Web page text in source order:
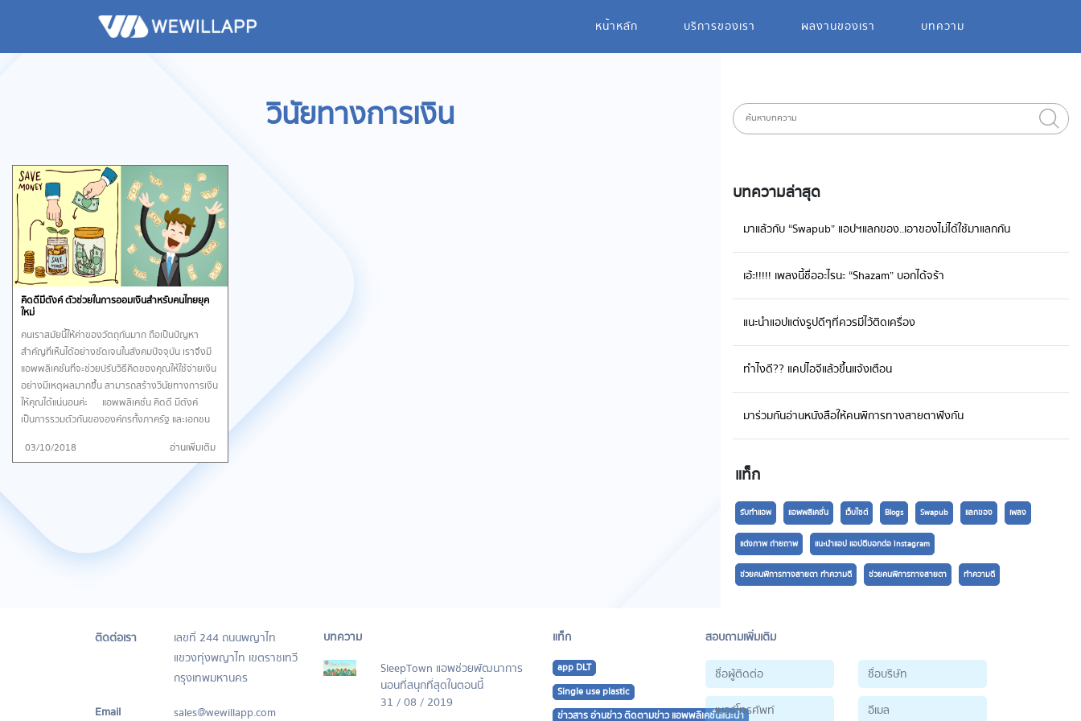
หน้าหลัก บริการของเรา ผลงานของเรา บทความ
วินัยทางการเงิน
คิดดีมีตังค์ ตัวช่วยในการออมเงินสำหรับคนไทยยุค
ใหม่
คนเราสมัยนี้ให้ค่าของวัตถุกันมาก ถือเป็นปัญหา
สำคัญที่เห็นได้อย่างชัดเจนในสังคมปัจจุบัน เราจึงมี
แอพพลิเคชั่นที่จะช่วยปรับวิธีคิดของคุณให้ใช้จ่ายเงิน
อย่างมีเหตุผลมากขึ้น สามารถสร้างวินัยทางการเงิน
ให้คุณได้แน่นอนค่ะ แอพพลิเคชั่น คิดดี มีตังค์
เป็นการรวมตัวกันขององค์กรทั้งภาครัฐ และเอกชน
คนรุ่นใหม่ ด้วยการน้อมนำหลักปรัชญาของเศรษฐกิจ
พอเพียงมาเป็นเนื้อหาสำคัญในการขับเคลื่อน เพื่อ
สร้างอนาคตที่ดีให้กับสังคมไทย แอพนี้จะเป็น
เครื่องมือที่สะดวกในการช่วยเช็คเป้าหมายต่าง ๆ
ของชีวิต และความพร้อมทางด้านการบริหารการเงิน
ส่วนบุคคล สร้างการเรียนรู้เรื่องการหารายได้เสริม
การออมเงินหรือการลงทุน และการใช้เงินอย่างมี
อื่น ๆ ตามมากันค่ะ มาในส่วนของเมนูแรกกันก่อน
ค่ะ.. เมนูตั้งฝัน ออกแบบให้สอดคล้องกับความฝันของ
คนยุคปัจจุบัน เช่นคำถามยอดฮิต อีกกี่ปีนะ…ฉันถึงจะ
ในฝันมั้ย? ต้องเตรียมเงินเท่าไหร่ เพื่อที่จะพร้อม
03/10/2018 อ่านเพิ่มเติม
บทความล่าสุด
มาแล้วกับ “Swapub” แอปฯแลกของ..เอาของไม่ได้ใช้มาแลกกัน
เอ้ะ!!!!! เพลงนี้ชื่ออะไรนะ “Shazam” บอกได้จร้า
แนะนำแอปแต่งรูปดีๆที่ควรมีไว้ติดเครื่อง
ทำไงดี?? แคปไอจีแล้วขึ้นแจ้งเตือน
มาร่วมกันอ่านหนังสือให้คนพิการทางสายตาฟังกัน
แท็ก
รับทำแอพ แอพพลิเคชั่น เว็บไซต์ Blogs Swapub แลกของ เพลง
แต่งภาพ ถ่ายถาพ แนะนำแอป แอปดีบอกต่อ Instagram
ช่วยคนพิการทางสายตา ทำความดี ช่วยคนพิการทางสายตา ทำความดี
ติดต่อเรา
เลขที่ 244 ถนนพญาไท
แขวงทุ่งพญาไท เขตราชเทวี
กรุงเทพมหานคร
Email
sales@wewillapp.com
บทความ
SleepTown แอพช่วยพัฒนาการ
นอนที่สนุกที่สุดในตอนนี้
31 / 08 / 2019
แท็ก
app DLT
Single use plastic
ข่าวสาร อ่านข่าว ติดตามข่าว แอพพลิเคชั่นแนะนำ
สอบถามเพิ่มเติม